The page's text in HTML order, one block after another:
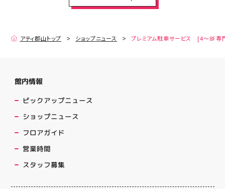
MORE
アティ郡山トップ ショップニュース プレミアム駐車サービス [4～8F専
館内情報
ピックアップニュース
ショップニュース
フロアガイド
営業時間
スタッフ募集